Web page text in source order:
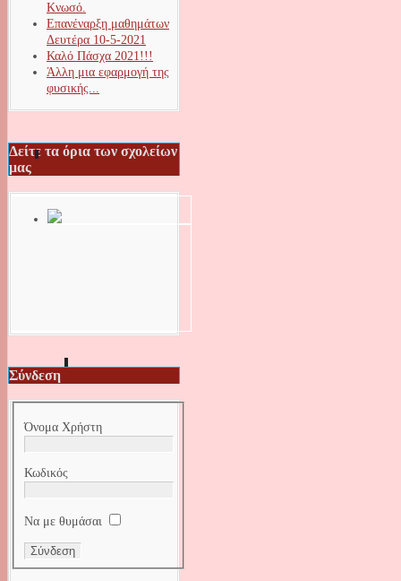
Κνωσό.
Επανέναρξη μαθημάτων
Δευτέρα 10-5-2021
Καλό Πάσχα 2021!!!
Άλλη μια εφαρμογή της
φυσικής...
Δείτε τα όρια των σχολείων
μας
Σύνδεση
Όνομα Χρήστη
Κωδικός
Να με θυμάσαι